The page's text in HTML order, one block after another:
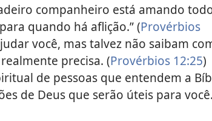
companheiro está amando
quando há aflição.” (Provérbios
você, mas talvez não saibam
precisa. (Provérbios 12:25)
de pessoas que entendem a
de Deus que serão úteis para